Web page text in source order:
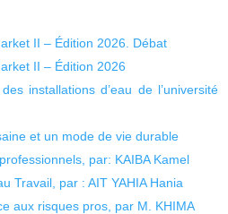
II – Édition 2026. Débat
II – Édition 2026
installations d’eau de l’université
et un mode de vie durable
par: KAIBA Kamel
Travail, par : AIT YAHIA Hania
aux risques pros, par M. KHIMA